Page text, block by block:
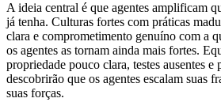
A ideia central é que agentes amplificam
já tenha. Culturas fortes com práticas
clara e comprometimento genuíno com a
os agentes as tornam ainda mais fortes.
propriedade pouco clara, testes ausentes e
descobrirão que os agentes escalam suas
suas forças.